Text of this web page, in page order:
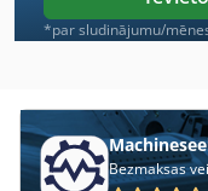
Index R200
Knuth
Matsuura Mam72-
*par sludinājumu/
Bezmaksas